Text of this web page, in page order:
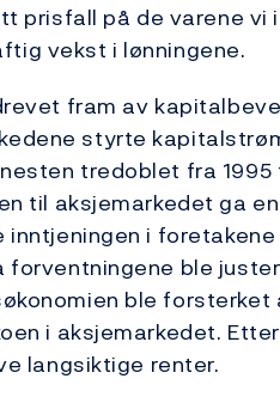
prisfall på de varene vi
vekst i lønningene.
fram av
styrte
tredoblet fra
til aksjemarkedet ga
i
ble
ble
i aksjemarkedet.
langsiktige renter.